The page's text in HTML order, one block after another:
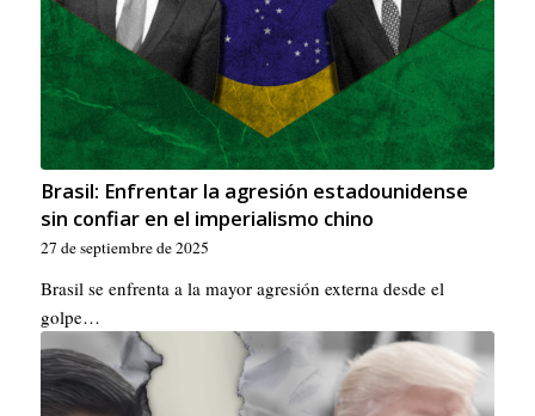
Brasil: Enfrentar la agresión estadounidense
sin confiar en el imperialismo chino
27 de septiembre de 2025
Brasil se enfrenta a la mayor agresión externa desde el
golpe…